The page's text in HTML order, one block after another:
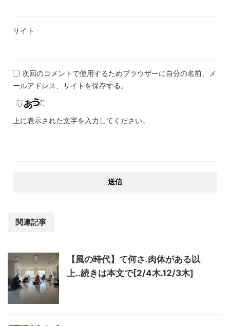
サイト
次回のコメントで使用するためブラウザーに自分の名前、メ
ールアドレス、サイトを保存する。
上に表示された文字を入力してください。
関連記事
【風の時代】て何さ.肉体がある以
上..続きは本文で[2/4木.12/3木]